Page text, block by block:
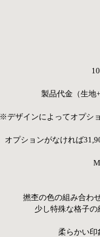
製品代金（生地
※デザインによってオプシ
オプションがなければ
撚杢の色の組み合わ
少し特殊な格子
柔らかい印